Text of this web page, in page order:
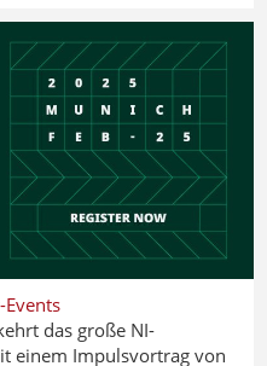
das große NI-
einem Impulsvortrag von